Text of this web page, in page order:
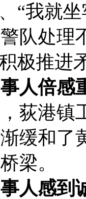
“我就
队处理
极推进
人倍感
荻港镇
缓和了
梁。
人感到